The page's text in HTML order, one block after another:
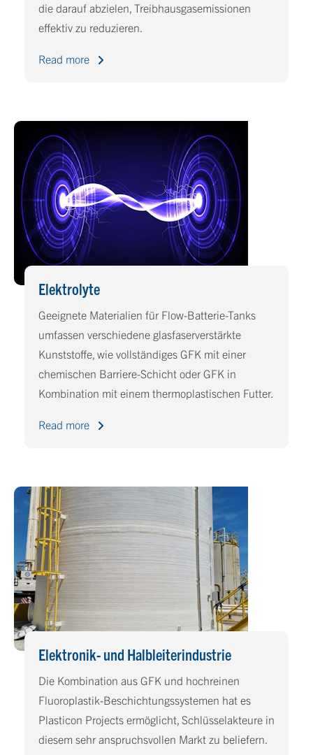
die darauf abzielen, Treibhausgasemissionen
effektiv zu reduzieren.
Read more
Elektrolyte
Geeignete Materialien für Flow-Batterie-Tanks
umfassen verschiedene glasfaserverstärkte
Kunststoffe, wie vollständiges GFK mit einer
chemischen Barriere-Schicht oder GFK in
Kombination mit einem thermoplastischen Futter.
Read more
Elektronik- und Halbleiterindustrie
Die Kombination aus GFK und hochreinen
Fluoroplastik-Beschichtungssystemen hat es
Plasticon Projects ermöglicht, Schlüsselakteure in
diesem sehr anspruchsvollen Markt zu beliefern.